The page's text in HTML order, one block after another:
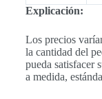
Explicación:
Los precios
la cantidad del
pueda satisfacer
a medida,